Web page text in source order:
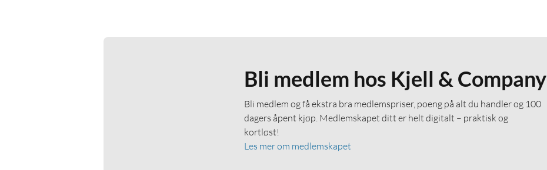
Bli medlem hos Kjell & Company
Bli medlem og få ekstra bra medlemspriser, poeng på alt du handler og 100
dagers åpent kjøp. Medlemskapet ditt er helt digitalt – praktisk og
kortløst!
Les mer om medlemskapet